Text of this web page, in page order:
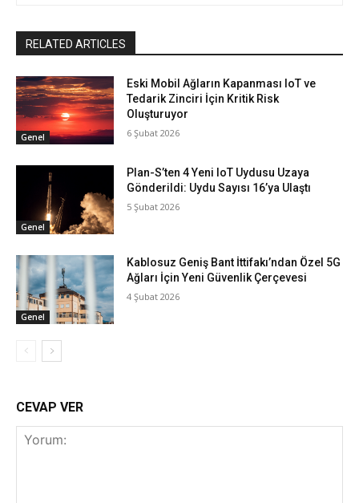
RELATED ARTICLES
Genel
Eski Mobil Ağların Kapanması IoT ve
Tedarik Zinciri İçin Kritik Risk
Oluşturuyor
6 Şubat 2026
Genel
Plan-S’ten 4 Yeni IoT Uydusu Uzaya
Gönderildi: Uydu Sayısı 16’ya Ulaştı
5 Şubat 2026
Genel
Kablosuz Geniş Bant İttifakı’ndan Özel 5G
Ağları İçin Yeni Güvenlik Çerçevesi
4 Şubat 2026
CEVAP VER